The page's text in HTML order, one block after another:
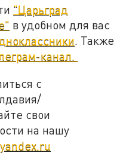
"Царьград
в удобном для вас
. Также
канал.
с
свои
на нашу